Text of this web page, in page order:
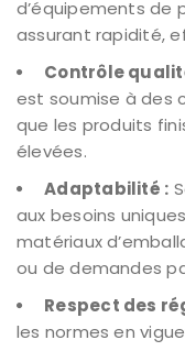
d’équipements de
assurant rapidité,
Contrôle
est soumise à des
que les produits
élevées.
Adaptabilité :
aux besoins
matériaux
ou de demandes
Respect des
les normes en